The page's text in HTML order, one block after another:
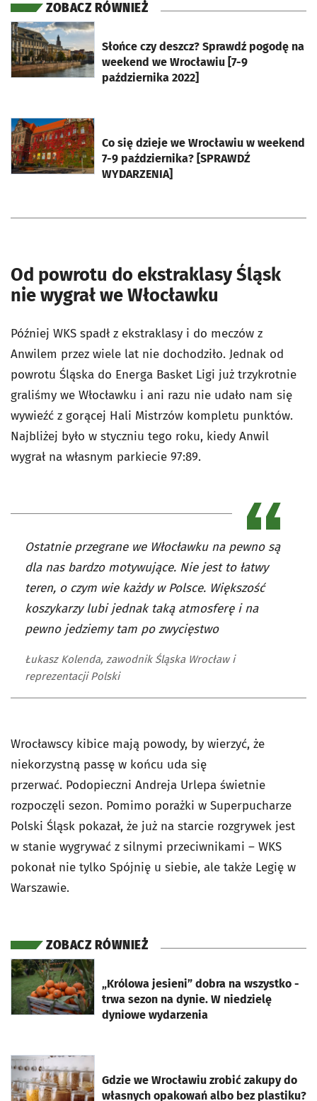
ZOBACZ RÓWNIEŻ
Słońce czy deszcz? Sprawdź pogodę na
weekend we Wrocławiu [7-9
października 2022]
otworzy się w nowej karcie
Co się dzieje we Wrocławiu w weekend
7-9 października? [SPRAWDŹ
WYDARZENIA]
otworzy się w nowej karcie
Od powrotu do ekstraklasy Śląsk
nie wygrał we Włocławku
Później WKS spadł z ekstraklasy i do meczów z
Anwilem przez wiele lat nie dochodziło. Jednak od
powrotu Śląska do Energa Basket Ligi już trzykrotnie
graliśmy we Włocławku i ani razu nie udało nam się
wywieźć z gorącej Hali Mistrzów kompletu punktów.
Najbliżej było w styczniu tego roku, kiedy Anwil
wygrał na własnym parkiecie 97:89.
Ostatnie przegrane we Włocławku na pewno są
dla nas bardzo motywujące. Nie jest to łatwy
teren, o czym wie każdy w Polsce. Większość
koszykarzy lubi jednak taką atmosferę i na
pewno jedziemy tam po zwycięstwo
Łukasz Kolenda, zawodnik Śląska Wrocław i
reprezentacji Polski
Wrocławscy kibice mają powody, by wierzyć, że
niekorzystną passę w końcu uda się
przerwać. Podopieczni Andreja Urlepa świetnie
rozpoczęli sezon. Pomimo porażki w Superpucharze
Polski Śląsk pokazał, że już na starcie rozgrywek jest
w stanie wygrywać z silnymi przeciwnikami – WKS
pokonał nie tylko Spójnię u siebie, ale także Legię w
Warszawie.
ZOBACZ RÓWNIEŻ
„Królowa jesieni” dobra na wszystko -
trwa sezon na dynie. W niedzielę
dyniowe wydarzenia
otworzy się w nowej karcie
Gdzie we Wrocławiu zrobić zakupy do
własnych opakowań albo bez plastiku?
otworzy się w nowej karcie